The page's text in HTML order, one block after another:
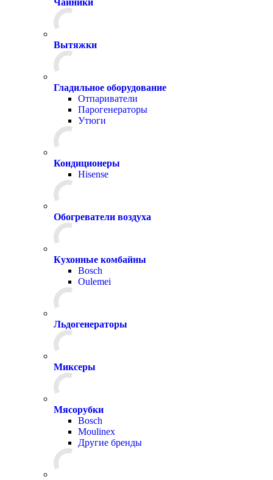
Чайники
Вытяжки
Гладильное оборудование
Отпариватели
Парогенераторы
Утюги
Кондиционеры
Hisense
Обогреватели воздуха
Кухонные комбайны
Bosch
Oulemei
Льдогенераторы
Миксеры
Мясорубки
Bosch
Moulinex
Другие бренды